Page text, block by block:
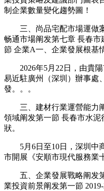
制企業數量變化趨勢圖！
三、尚品宅配市場運做
畅通市場阐发第七章 長春
節 企業A一、企業發展根基
2026年5月22日，由貴陽
易近駐廣州（深圳）辦事處
發。。。
三、建材行業運營能力阐
領域阐发第一節 長春市水
狀。
5月6日至10日，深圳中
市開展《安順市現代服務業
五、企業發展戰略阐发第
業投資前景阐发第一節